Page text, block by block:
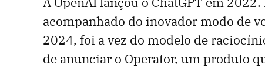
acompanhado do inovador modo de
2024, foi a vez do modelo de
de anunciar o Operator, um produto